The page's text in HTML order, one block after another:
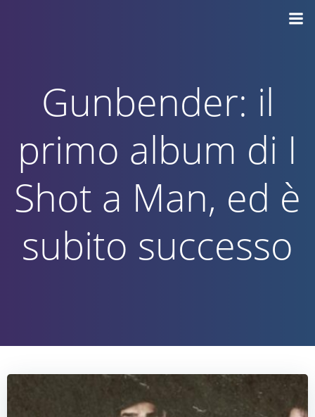
Gunbender: il
primo album di I
Shot a Man, ed è
subito successo